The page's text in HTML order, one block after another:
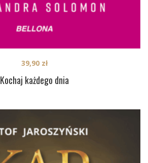
Kochaj każdego dnia
39,90 zł